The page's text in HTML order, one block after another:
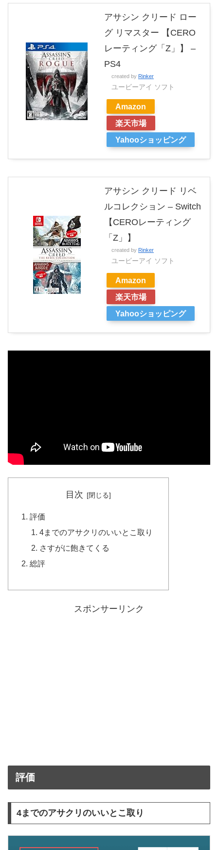
アサシン クリード ロー
グ リマスター 【CERO
レーティング「Z」】 –
PS4
created by Rinker
ユービーアイ ソフト
Amazon
楽天市場
Yahooショッピング
アサシン クリード リベ
ルコレクション – Switch
【CEROレーティング
「Z」】
created by Rinker
ユービーアイ ソフト
Amazon
楽天市場
Yahooショッピング
目次
評価
4までのアサクリのいいとこ取り
さすがに飽きてくる
総評
スポンサーリンク
評価
4までのアサクリのいいとこ取り